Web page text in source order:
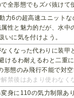
全形態でもズバ抜けて
力6の超高速ユニット
性と魅力的だが、水
いに気を付けよう。
くなった代わりに装甲
けるわ耐えるわと二重
形態のみ飛行不能で対
禁後はあまり使わなく
身に110の気力制限あ